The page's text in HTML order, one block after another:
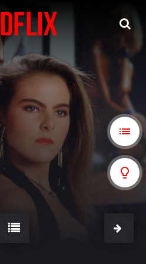
Rebelde: Dublado
Christopher Von Uckermann